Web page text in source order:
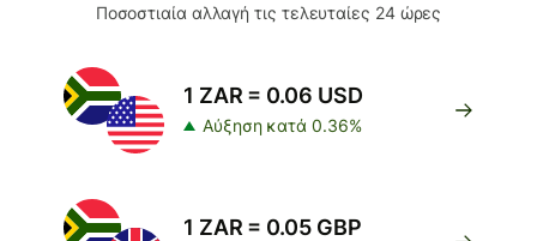
Ποσοστιαία αλλαγή τις τελευταίες 24 ώρες
1 ZAR = 0.06 USD
Αύξηση κατά 0.36%
1 ZAR = 0.05 GBP